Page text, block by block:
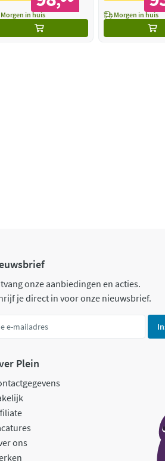
Morgen in huis Morgen in huis
onze aanbiedingen en acties.
je direct in voor onze nieuwsbrief.
Plein
ons